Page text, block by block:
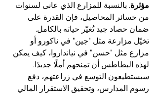
مؤثرة. بالنسبة للمزارع الذي عانى لسنوات
من خسائر المحاصيل، فإن القدرة على
ضمان حصاد جيد تُغيّر حياته بالكامل.
تخيّل مزارعة مثل "جين" في ناكورو أو
مزارع مثل "حسن" في نيانداروا، كيف يمكن
لهذه البطاطس أن تمنحهم أملًا جديدًا.
سيستطيعون التوسع في زراعتهم، دفع
رسوم المدارس، وتحقيق الاستقرار المالي